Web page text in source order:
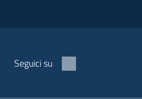
Seguici su